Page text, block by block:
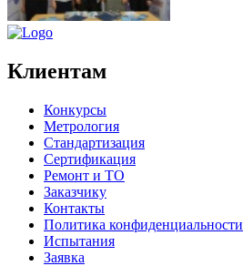
Клиентам
Конкурсы
Метрология
Стандартизация
Сертификация
Ремонт и ТО
Заказчику
Контакты
Политика конфиденциальности
Испытания
Заявка